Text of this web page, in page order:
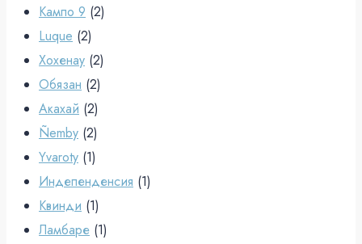
Кампо 9 (2)
Luque (2)
Хохенау (2)
Обязан (2)
Акахай (2)
Ñemby (2)
Yvaroty (1)
Индепенденсия (1)
Квинди (1)
Ламбаре (1)